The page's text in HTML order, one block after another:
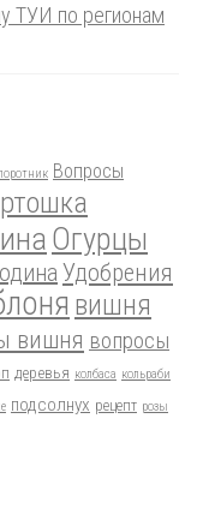
ТУИ по регионам
Вопросы
Огурцы
Удобрения
вишня
вишня вопросы
деревья колбаса кольраби
подсолнух рецепт розы